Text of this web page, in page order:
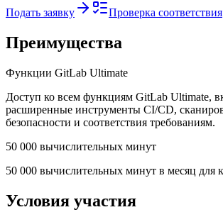
Подать заявку Проверка соответствия
Преимущества
Функции GitLab Ultimate
Доступ ко всем функциям GitLab Ultimate,
расширенные инструменты CI/CD,
безопасности и соответствия требованиям.
50 000 вычислительных минут
50 000 вычислительных минут в месяц для
Условия участия